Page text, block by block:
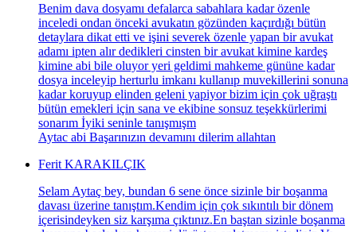
Benim dava dosyamı defalarca sabahlara kadar özenle
inceledi ondan önceki avukatın gözünden kaçırdığı bütün
detaylara dikat etti ve işini severek özenle yapan bir avukat
adamı ipten alır dedikleri cinsten bir avukat kimine kardeş
kimine abi bile oluyor yeri geldimi mahkeme gününe kadar
dosya inceleyip herturlu imkanı kullanıp muvekillerini sonuna
kadar koruyup elinden geleni yapiyor bizim için çok uğraştı
bütün emekleri için sana ve ekibine sonsuz teşekkürlerimi
sonarım İyiki seninle tanışmışm
Aytac abi Başarınızın devamını dilerim allahtan
Ferit KARAKILÇIK
Selam Aytaç bey, bundan 6 sene önce sizinle bir boşanma
davası üzerine tanıştım.Kendim için çok sıkıntılı bir dönem
içerisindeyken siz karşıma çıktınız.En baştan sizinle boşanma